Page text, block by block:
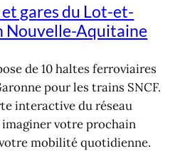
gares du Lot-et-
Nouvelle-Aquitaine
de 10 haltes ferroviaires
pour les trains SNCF.
interactive du réseau
votre prochain
mobilité quotidienne.